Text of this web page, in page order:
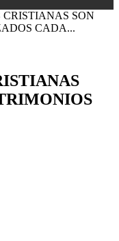
SON
CADA...